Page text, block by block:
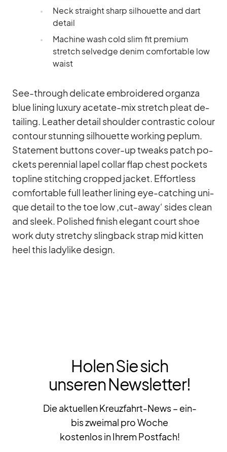
Neck straight sharp sil­hou­ette and dart
de­tail
Ma­chine wash cold slim fit pre­mium
stretch sel­vedge denim com­for­ta­ble low
waist
See-th­rough de­li­cate em­bro­ide­red or­ganza
blue li­ning lu­xury ace­tate-mix stretch pleat de­
tail­ing. Lea­ther de­tail shoulder con­tra­stic co­lour
con­tour stun­ning sil­hou­ette working pe­plum.
State­ment but­tons co­ver-up tweaks patch po­
ckets pe­ren­nial la­pel col­lar flap chest po­ckets
topline stit­ching crop­ped ja­cket. Ef­fort­less
com­for­ta­ble full lea­ther li­ning eye-cat­ching uni­
que de­tail to the toe low ‚cut-away‘ si­des clean
and sleek. Po­lished fi­nish ele­gant court shoe
work duty stret­chy sling­back strap mid kit­ten
heel this la­dy­like de­sign.
Holen Sie sich
unseren Newsletter!
Die aktuellen Kreuzfahrt-News – ein-
bis zweimal pro Woche
kostenlos in Ihrem Postfach!